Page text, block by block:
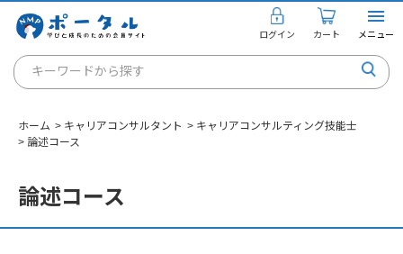
ログイン カート メニュー
キーワードから探す
通信講座
キャリアコンサルタント
講座を探す
論述コース
ホーム > キャリアコンサルタント > キャリアコンサルティング技能士
> 論述コース